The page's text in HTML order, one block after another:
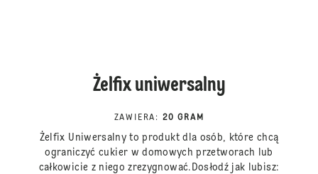
Żelfix uniwersalny
ZAWIERA : 20 GRAM
Żelfix Uniwersalny to produkt dla osób, które chcą
ograniczyć cukier w domowych przetworach lub
całkowicie z niego zrezygnować.Dosłodź jak lubisz: